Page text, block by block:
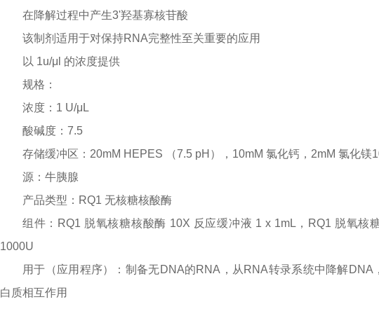
在降解过程中产生3'羟基寡核苷酸
该制剂适用于对保持RNA完整性至关重要的应用
以 1u/μl 的浓度提供
规格：
浓度： 1 U/μL
酸碱度： 7.5
存储缓冲区： 20mM HEPES （7.5 pH），10mM 氯化钙，2mM 氯化镁
源： 牛胰腺
产品类型： RQ1 无核糖核酸酶
组件： RQ1 脱氧核糖核酸酶 10X 反应缓冲液 1 x 1mL，RQ1 脱氧
1000U
用于（应用程序）： 制备无DNA的RNA，从RNA转录系统中降解
白质相互作用